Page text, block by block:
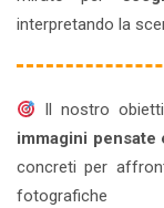
interpretando la
Il nostro
immagini
concreti per
fotografiche